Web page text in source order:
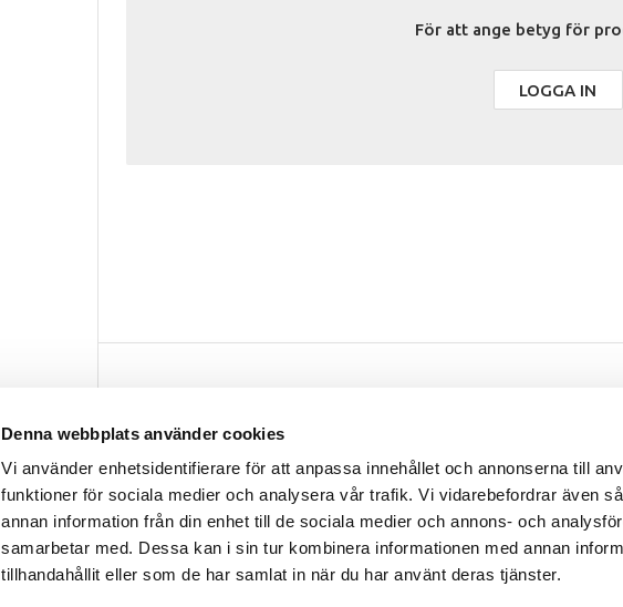
Denna webbplats använder cookies
Vi använder enhetsidentifierare för att anpassa innehållet och annonserna till
funktioner för sociala medier och analysera vår trafik. Vi vidarebefordrar även
annan information från din enhet till de sociala medier och annons- och
samarbetar med. Dessa kan i sin tur kombinera informationen med annan
tillhandahållit eller som de har samlat in när du har använt deras tjänster.
För att ange betyg för
LOGGA IN